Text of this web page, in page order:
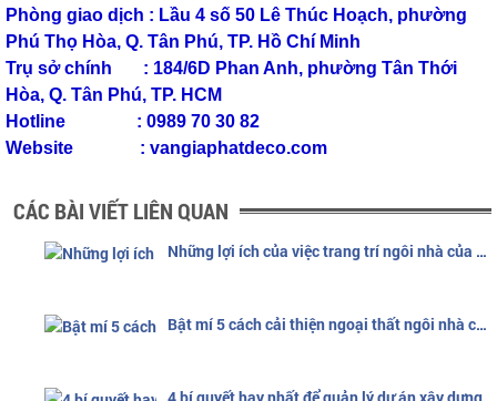
Phòng giao dịch : Lầu 4 số 50 Lê Thúc Hoạch, phường
Phú Thọ Hòa, Q. Tân Phú, TP. Hồ Chí Minh
Trụ sở chính : 184/6D Phan Anh, phường Tân Thới
Hòa, Q. Tân Phú, TP. HCM
Hotline : 0989 70 30 82
Website : vangiaphatdeco.com
CÁC BÀI VIẾT LIÊN QUAN
Những lợi ích của việc trang trí ngôi nhà của bạn là gì?
Bật mí 5 cách cải thiện ngoại thất ngôi nhà của bạn